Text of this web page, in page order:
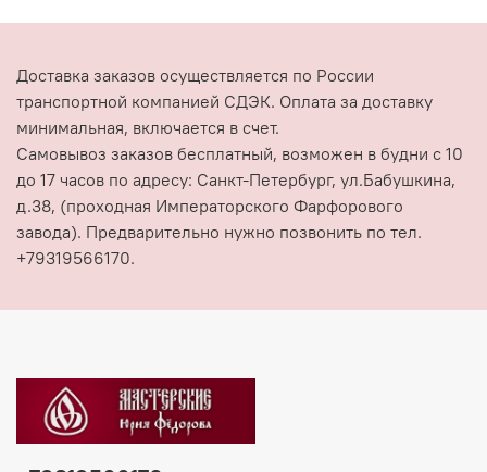
Доставка заказов осуществляется по России
транспортной компанией СДЭК. Оплата за доставку
минимальная, включается в счет.
Самовывоз заказов бесплатный, возможен в будни с 10
до 17 часов по адресу: Санкт-Петербург, ул.Бабушкина,
д.38, (проходная Императорского Фарфорового
завода). Предварительно нужно позвонить по тел.
+79319566170.